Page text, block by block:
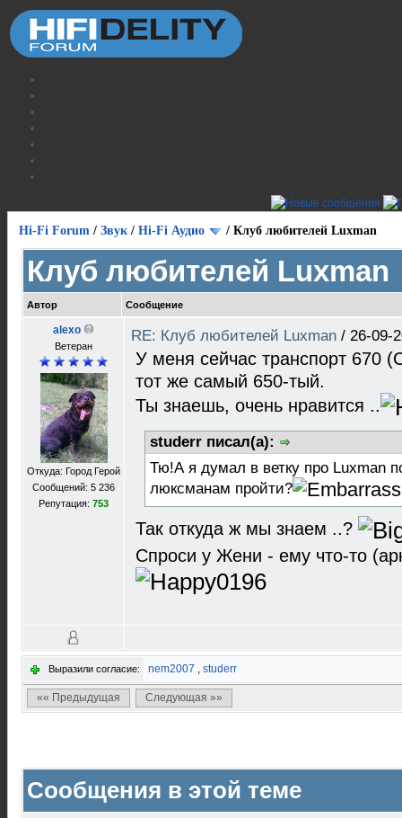
Hi-Fi Forum / Звук / Hi-Fi Аудио / Клуб любителей Luxman
Клуб любителей Luxman
Автор Сообщение
alexo
Ветеран
Откуда: Город Герой
Сообщений: 5 236
Репутация: 753
RE: Клуб любителей Luxman / 26-09-
У меня сейчас транспорт 670
тот же самый 650-тый.
Ты знаешь, очень нравится ..
studerr писал(а):
Тю!А я думал в ветку про Luxman
люксманам пройти?
Так откуда ж мы знаем ..?
Спроси у Жени - ему что-то
Выразили согласие: nem2007 , studerr
«« Предыдущая Следующая »»
Сообщения в этой теме